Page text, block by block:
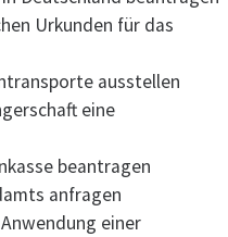
Urkunden für das
ausstellen
eine
beantragen
anfragen
einer